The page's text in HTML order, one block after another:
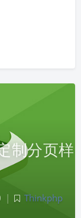
制分页样
|
Thinkphp